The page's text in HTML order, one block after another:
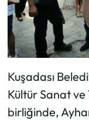
Kuşadası
Kültür Sanat ve
birliğinde,